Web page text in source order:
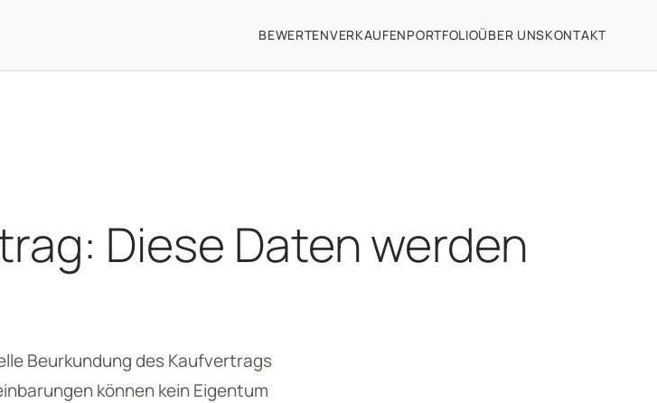
BEWERTENVERKAUFENPORTFOLIOÜBER UNSKONTAKT
Diese Daten werden
Beurkundung des Kaufvertrags
können kein Eigentum